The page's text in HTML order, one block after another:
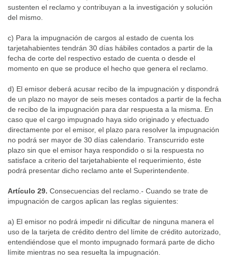
sustenten el reclamo y contribuyan a la investigación y solución
del mismo.
c) Para la impugnación de cargos al estado de cuenta los
tarjetahabientes tendrán 30 días hábiles contados a partir de la
fecha de corte del respectivo estado de cuenta o desde el
momento en que se produce el hecho que genera el reclamo.
d) El emisor deberá acusar recibo de la impugnación y dispondrá
de un plazo no mayor de seis meses contados a partir de la fecha
de recibo de la impugnación para dar respuesta a la misma. En
caso que el cargo impugnado haya sido originado y efectuado
directamente por el emisor, el plazo para resolver la impugnación
no podrá ser mayor de 30 días calendario. Transcurrido este
plazo sin que el emisor haya respondido o si la respuesta no
satisface a criterio del tarjetahabiente el requerimiento, éste
podrá presentar dicho reclamo ante el Superintendente.
Artículo 29. Consecuencias del reclamo.- Cuando se trate de
impugnación de cargos aplican las reglas siguientes:
a) El emisor no podrá impedir ni dificultar de ninguna manera el
uso de la tarjeta de crédito dentro del límite de crédito autorizado,
entendiéndose que el monto impugnado formará parte de dicho
límite mientras no sea resuelta la impugnación.